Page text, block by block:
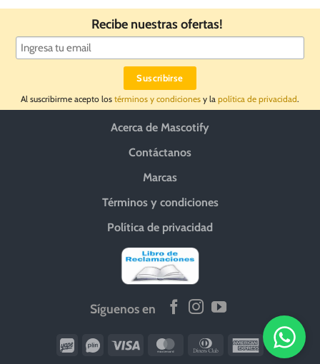
Recibe nuestras ofertas!
Al suscribirme acepto los términos y condiciones y la política de privacidad.
Acerca de Mascotify
Contáctanos
Marcas
Términos y condiciones
Política de privacidad
Síguenos en
Wirecard
Vipps Visa MasterCardDinners
American
Express